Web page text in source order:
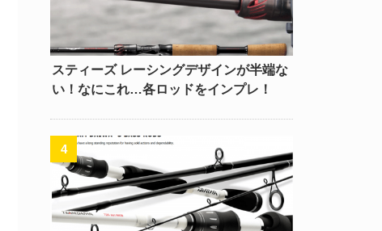
スティーズ レーシングデザインが半端な
い！なにこれ…各ロッドをインプレ！